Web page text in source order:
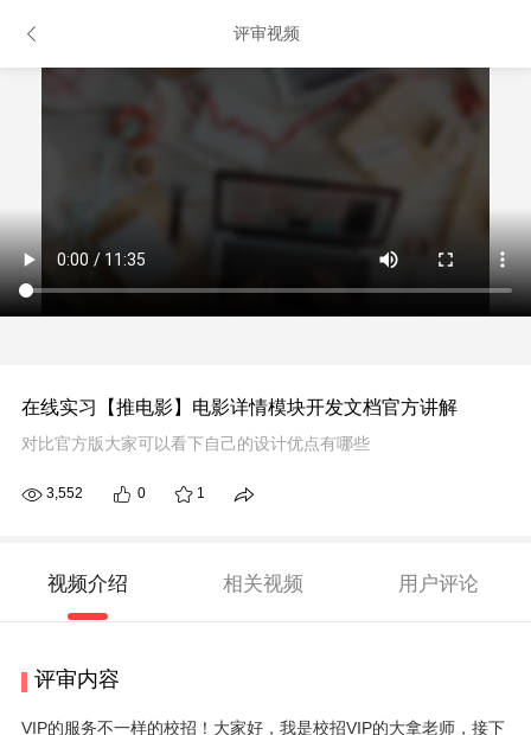
评审视频
在线实习【推电影】电影详情模块开发文档官方讲解
对比官方版大家可以看下自己的设计优点有哪些
3,552 0 1
视频介绍 相关视频 用户评论
评审内容
VIP的服务不一样的校招！大家好，我是校招VIP的大拿老师，接下